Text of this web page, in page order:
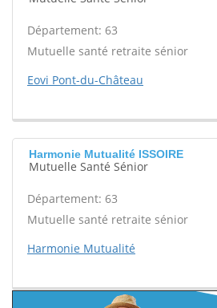
Département: 63
Mutuelle santé retraite sénior
Eovi Pont-du-Château
Harmonie Mutualité ISSOIRE
Mutuelle Santé Sénior
Département: 63
Mutuelle santé retraite sénior
Harmonie Mutualité